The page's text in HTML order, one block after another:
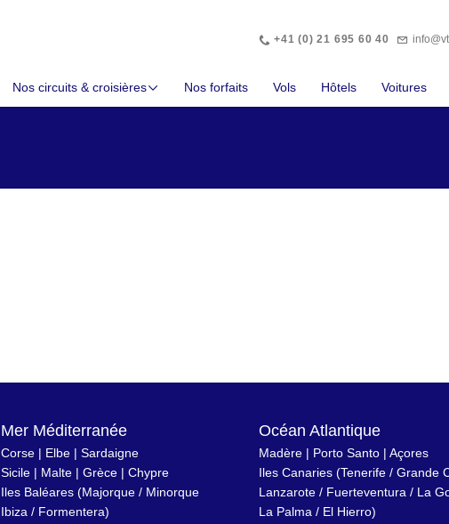
Téléphone
+41 (0) 21 695 60 40
Nos circuits & croisières Nos forfaits Vols Hôtels Voitures
Mer Méditerranée
Corse | Elbe | Sardaigne
Sicile | Malte | Grèce | Chypre
Iles Baléares (Majorque / Minorque
Ibiza / Formentera)
Océan Atlantique
Madère | Porto Santo | Açores
Iles Canaries (Tenerife / Grande
Lanzarote / Fuerteventura / La
La Palma / El Hierro)